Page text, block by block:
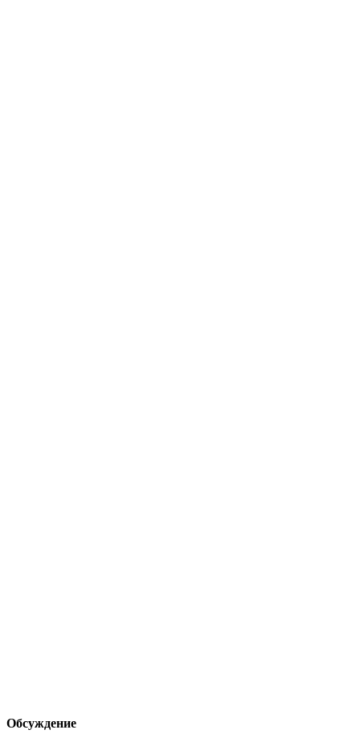
Обсуждение